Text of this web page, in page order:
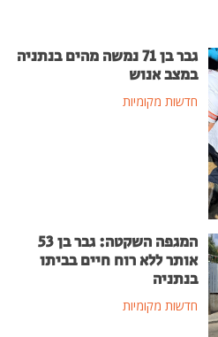
גבר בן 71 נמשה מהים בנתניה
במצב אנוש
חדשות מקומיות
המגפה השקטה: גבר בן 53
אותר ללא רוח חיים בביתו
בנתניה
חדשות מקומיות